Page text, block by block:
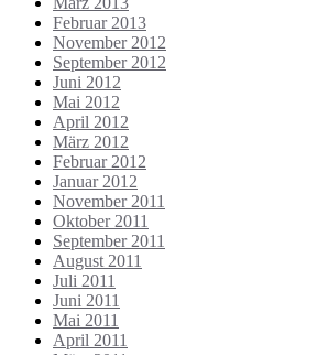
Februar 2013
November 2012
September 2012
Juni 2012
Mai 2012
April 2012
März 2012
Februar 2012
Januar 2012
November 2011
Oktober 2011
September 2011
August 2011
Juli 2011
Juni 2011
Mai 2011
April 2011